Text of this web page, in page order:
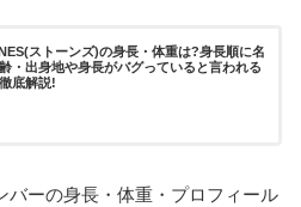
ストーンズ)の身長・体重は?身長順に名
・出身地や身長がバグっていると言われる
底解説!
バーの身長・体重・プロフィール